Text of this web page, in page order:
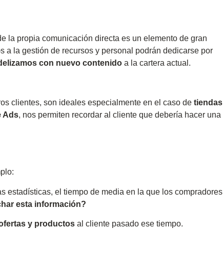
la propia comunicación directa es un elemento de gran
a la gestión de recursos y personal podrán dedicarse por
con nuevo contenido a la cartera actual.
clientes, son ideales especialmente en el caso de tiendas
Ads, nos permiten recordar al cliente que debería hacer una
estadísticas, el tiempo de media en la que los compradores
esta información?
y productos al cliente pasado ese tiempo.